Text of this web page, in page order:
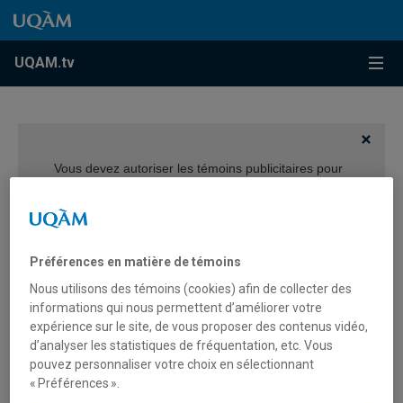
Accéder au contenu
Accéder au menu principal
Accéder à la recherche
Accéder au contenu
Accéder au menu principal
UQAM.tv
Vous devez autoriser les témoins publicitaires pour
Préférences des témoins
Le baccalauréat en action
culturelle: Présentation du
Préférences en matière de témoins
Nous utilisons des témoins (cookies) afin de collecter des
informations qui nous permettent d’améliorer votre
expérience sur le site, de vous proposer des contenus vidéo,
d’analyser les statistiques de fréquentation, etc. Vous
pouvez personnaliser votre choix en sélectionnant
« Préférences ».